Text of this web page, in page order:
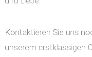
Kontaktieren Sie uns
unserem erstklassigen